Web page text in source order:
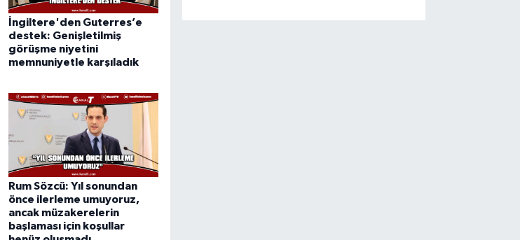
İngiltere'den Guterres’e
destek: Genişletilmiş
görüşme niyetini
memnuniyetle karşıladık
Rum Sözcü: Yıl sonundan
önce ilerleme umuyoruz,
ancak müzakerelerin
başlaması için koşullar